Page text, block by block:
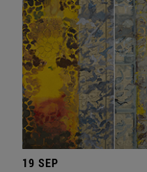
19 SEP